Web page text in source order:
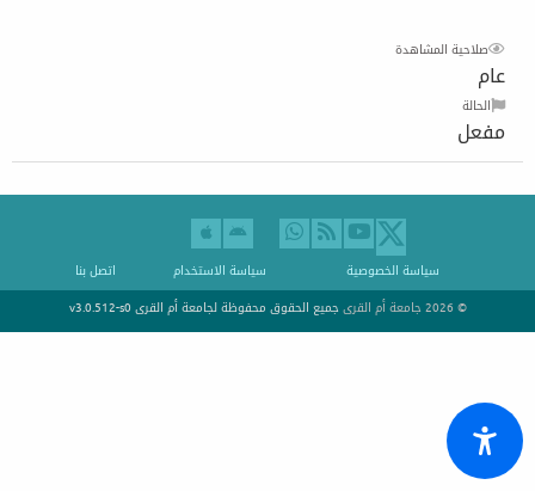
صلاحية المشاهدة
عام
الحالة
مفعل
سياسة الخصوصية سياسة الاستخدام
اتصل بنا
© 2026 جامعة أم القرى
جميع الحقوق محفوظة لجامعة أم القرىv3.0.512-s0